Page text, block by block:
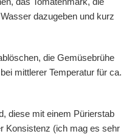
dazugeben und kurz
die Gemüsebrühe
mittlerer Temperatur für ca.
diese mit einem Pürierstab
Konsistenz (ich mag es sehr